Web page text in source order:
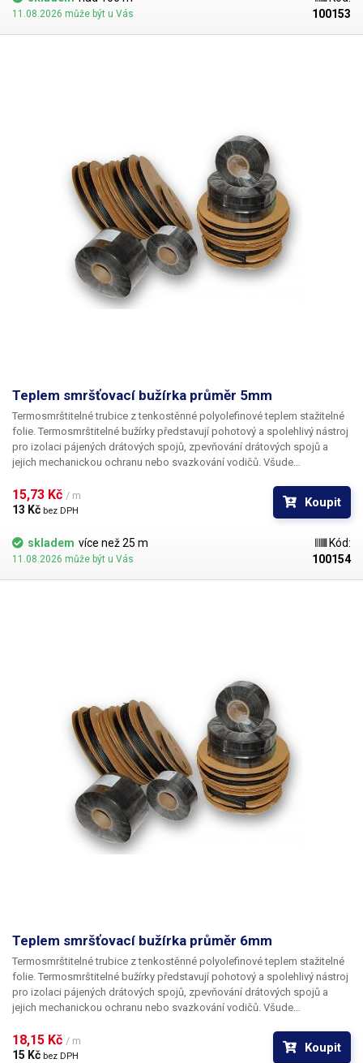
11.08.2026 může být u Vás
100153
Teplem smršťovací bužírka průměr 5mm
Termosmrštitelné trubice z tenkostěnné polyolefinové teplem stažitelné
folie. Termosmrštitelné bužírky představují pohotový a spolehlivý nástroj
pro izolaci pájených drátových spojů, zpevňování drátových spojů a
jejich mechanickou ochranu nebo svazkování vodičů. Všude
elektrikářská izolační páska je nyní možné nasadit teplem smrštitelné
fólie.
15,73 Kč / m
13 Kč bez DPH
Koupit
skladem více než 25 m
11.08.2026 může být u Vás
Kód:
100154
Teplem smršťovací bužírka průměr 6mm
Termosmrštitelné trubice z tenkostěnné polyolefinové teplem stažitelné
folie. Termosmrštitelné bužírky představují pohotový a spolehlivý nástroj
pro izolaci pájených drátových spojů, zpevňování drátových spojů a
jejich mechanickou ochranu nebo svazkování vodičů. Všude
elektrikářská izolační páska je nyní možné nasadit teplem smrštitelné
fólie.
18,15 Kč / m
15 Kč bez DPH
Koupit